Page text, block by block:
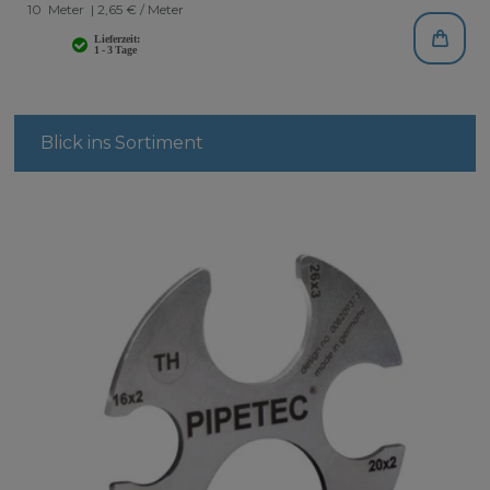
10 Meter | 2,65 € / Meter
Blick ins Sortiment